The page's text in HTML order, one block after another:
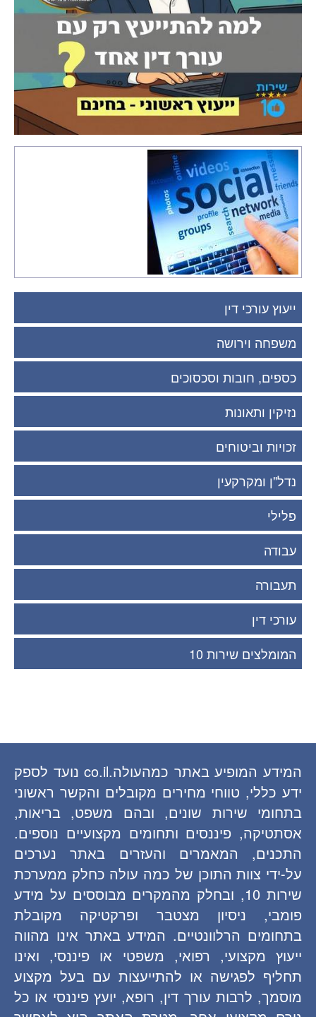
ייעוץ עורכי דין
משפחה וירושה
כספים, חובות וסכסוכים
נזיקין ותאונות
זכויות וביטוחים
נדל"ן ומקרקעין
פלילי
עבודה
תעבורה
עורכי דין
המומלצים שירות 10
המידע המופיע באתר כמהעולה.co.il נועד לספק
ידע כללי, טווחי מחירים מקובלים והקשר ראשוני
בתחומי שירות שונים, ובהם משפט, בריאות,
אסתטיקה, פיננסים ותחומים מקצועיים נוספים.
התכנים, המאמרים והעזרים באתר נערכים
על-ידי צוות התוכן של כמה עולה כחלק ממערכת
שירות 10, ובחלק מהמקרים מבוססים על מידע
פומבי, ניסיון מצטבר ופרקטיקה מקובלת
בתחומים הרלוונטיים. המידע באתר אינו מהווה
ייעוץ מקצועי, רפואי, משפטי או פיננסי, ואינו
תחליף לפגישה או להתייעצות עם בעל מקצוע
מוסמך, לרבות עורך דין, רופא, יועץ פיננסי או כל